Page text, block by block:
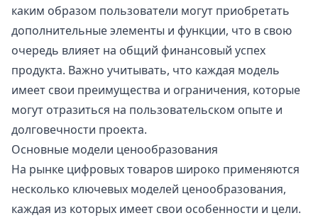
каким образом пользователи могут приобретать
дополнительные элементы и функции, что в свою
очередь влияет на общий финансовый успех
продукта. Важно учитывать, что каждая модель
имеет свои преимущества и ограничения, которые
могут отразиться на пользовательском опыте и
долговечности проекта.
Основные модели ценообразования
На рынке цифровых товаров широко применяются
несколько ключевых моделей ценообразования,
каждая из которых имеет свои особенности и цели.